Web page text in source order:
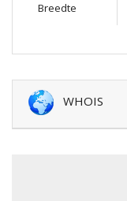
Breedte
WHOIS